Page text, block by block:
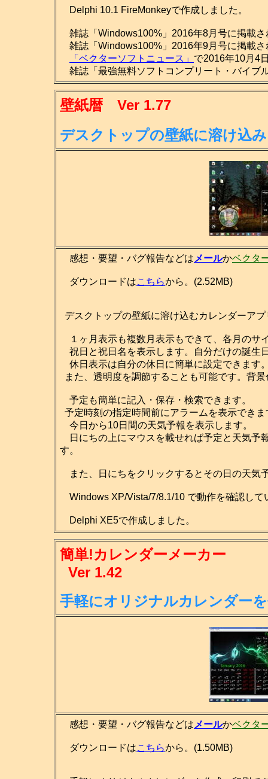
Delphi 10.1 FireMonkeyで作成しました。
雑誌「Windows100%」2016年8月号に掲載さ
雑誌「Windows100%」2016年9月号に掲載さ
「ベクターソフトニュース」 で2016年10月4
雑誌「最強無料ソフトコンプリート・バイブ
壁紙暦 Ver 1.77
デスクトップの壁紙に溶け込
感想・要望・バグ報告などは メールかベクタ
ダウンロードはこちらから。(2.52MB)
デスクトップの壁紙に溶け込むカレンダーア
１ヶ月表示も複数月表示もできて、各月のサ
祝日と祝日名を表示します。自分だけの誕生
休日表示は自分の休日に簡単に設定できます
また、透明度を調節することも可能です。背
予定も簡単に記入・保存・検索できます。
予定時刻の指定時間前にアラームを表示できま
今日から10日間の天気予報を表示します。
日にちの上にマウスを載せれば予定と天気予
す。
また、日にちをクリックするとその日の天気
Windows XP/Vista/7/8.1/10 で動作を確認して
Delphi XE5で作成しました。
簡単!カレンダーメーカー
Ver 1.42
手軽にオリジナルカレンダー
感想・要望・バグ報告などは メールかベクタ
ダウンロードはこちらから。(1.50MB)